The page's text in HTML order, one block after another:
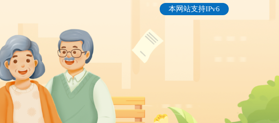
本网站支持IPv6